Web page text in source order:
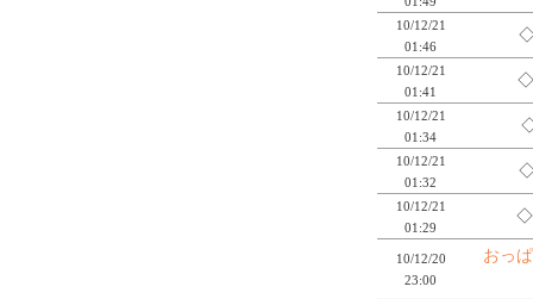
10/12/21
01:46
10/12/21
01:41
10/12/21
01:34
10/12/21
01:32
10/12/21
01:29
10/12/20
23:00
おっ